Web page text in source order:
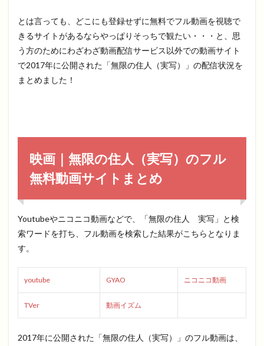
とは言っても、どこにも登録せずに無料でフル動画を視聴で
きるサイトがあるならやっぱりそっちで観たい・・・と、思
う方のためにわざわざ動画配信サービス以外での動画サイト
で2017年に公開された「無限の住人（実写）」の配信状況を
まとめました！
映画｜無限の住人（実写）のフル
無料動画サイトまとめ
Youtubeやニコニコ動画などで、「無限の住人 実写」と検
索ワードを打ち、フル動画を検索した結果がこちらとなりま
す。
youtube GYAO ニコニコ動画
TVer 動画イズム
2017年に公開された「無限の住人（実写）」のフル動画は、